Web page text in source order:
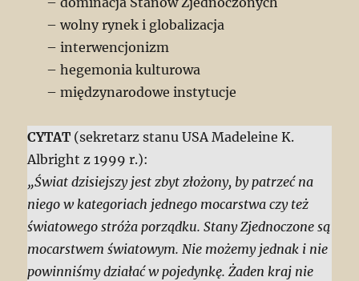
– wolny rynek i globalizacja
– interwencjonizm
– hegemonia kulturowa
– międzynarodowe instytucje
CYTAT (sekretarz stanu USA Madeleine K.
Albright z 1999 r.):
„Świat dzisiejszy jest zbyt złożony, by patrzeć na
niego w kategoriach jednego mocarstwa czy też
światowego stróża porządku. Stany Zjednoczone są
mocarstwem światowym. Nie możemy jednak i nie
powinniśmy działać w pojedynkę. Żaden kraj nie